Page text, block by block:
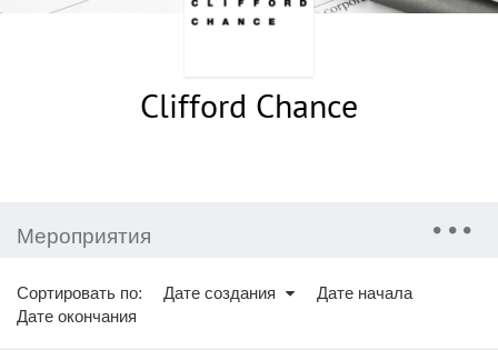
Clifford Chance
Мероприятия
Сортировать по: Дате создания
Дате начала
Дате окончания